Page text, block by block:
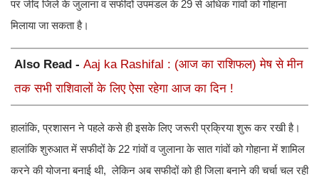
पर जींद जिले के जुलाना व सफीदों उपमंडल के 29 से अधिक गांवों को गोहाना
मिलाया जा सकता है।
Also Read - Aaj ka Rashifal : (आज का राशिफल) मेष से मीन
तक सभी राशिवालों के लिए ऐसा रहेगा आज का दिन !
हालांकि, प्रशासन ने पहले कसे ही इसके लिए जरूरी प्रक्रिया शुरू कर रखी है।
हालांकि शुरुआत में सफीदों के 22 गांवों व जुलाना के सात गांवों को गोहाना में शामिल
करने की योजना बनाई थी, लेकिन अब सफीदों को ही जिला बनाने की चर्चा चल रही